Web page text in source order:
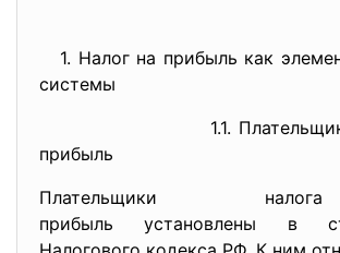
1. Налог на прибыль как
системы
1.1. Плательщики
прибыль
Плательщики
прибыль установлены в